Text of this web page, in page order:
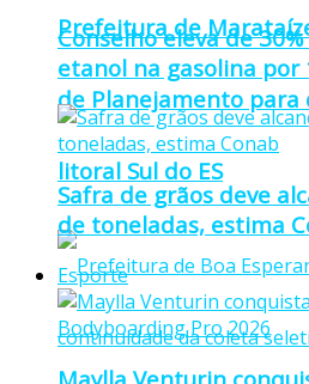
Prefeitura de
de Planejamento
litoral Sul do ES
Conselho eleva de
etanol na gasolina por
Safra de grãos deve
de toneladas, estima
Esporte